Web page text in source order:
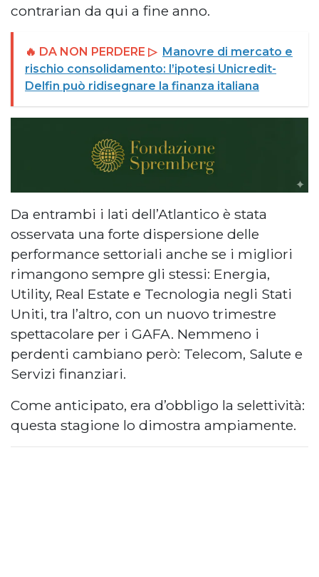
contrarian da qui a fine anno.
🔥 DA NON PERDERE ▷ Manovre di mercato e
rischio consolidamento: l’ipotesi Unicredit-
Delfin può ridisegnare la finanza italiana
Da entrambi i lati dell’Atlantico è stata
osservata una forte dispersione delle
performance settoriali anche se i migliori
rimangono sempre gli stessi: Energia,
Utility, Real Estate e Tecnologia negli Stati
Uniti, tra l’altro, con un nuovo trimestre
spettacolare per i GAFA. Nemmeno i
perdenti cambiano però: Telecom, Salute e
Servizi finanziari.
Come anticipato, era d’obbligo la selettività:
questa stagione lo dimostra ampiamente.